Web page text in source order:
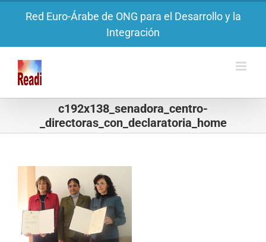
Red Euro-Árabe de ONG para el Desarrollo y la
Integración
c192x138_senadora_centro-
_directoras_con_declaratoria_home